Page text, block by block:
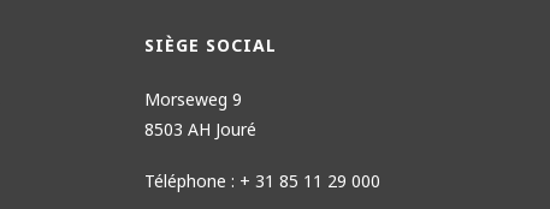
SIÈGE SOCIAL
Morseweg 9
8503 AH Jouré
Téléphone : + 31 85 11 29 000